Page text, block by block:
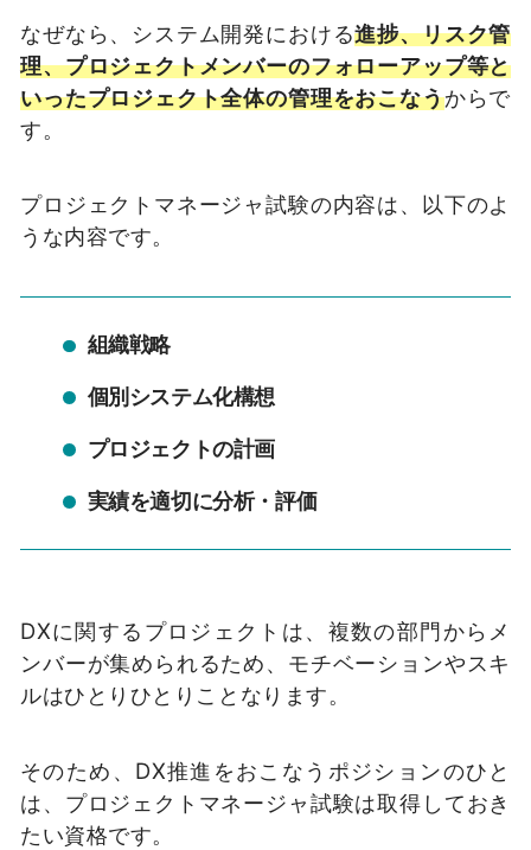
なぜなら、システム開発における進捗、リスク管
理、プロジェクトメンバーのフォローアップ等と
いったプロジェクト全体の管理をおこなうからで
す。
プロジェクトマネージャ試験の内容は、以下のよ
うな内容です。
組織戦略
個別システム化構想
プロジェクトの計画
実績を適切に分析・評価
DXに関するプロジェクトは、複数の部門からメ
ンバーが集められるため、モチベーションやスキ
ルはひとりひとりことなります。
そのため、DX推進をおこなうポジションのひと
は、プロジェクトマネージャ試験は取得しておき
たい資格です。